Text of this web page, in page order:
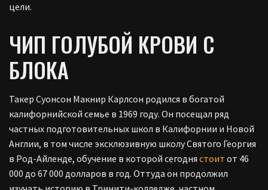
цели.
ЧИП ГОЛУБОЙ КРОВИ С
БЛОКА
Такер Суонсон Макнир Карлсон родился в богатой
калифорнийской семье в 1969 году. Он посещал ряд
частных подготовительных школ в Калифорнии и Новой
Англии, в том числе эксклюзивную школу Святого Георгия
в Род-Айленде, обучение в которой сегодня стоит от 46
000 до 67 000 долларов в год. Оттуда он продолжил